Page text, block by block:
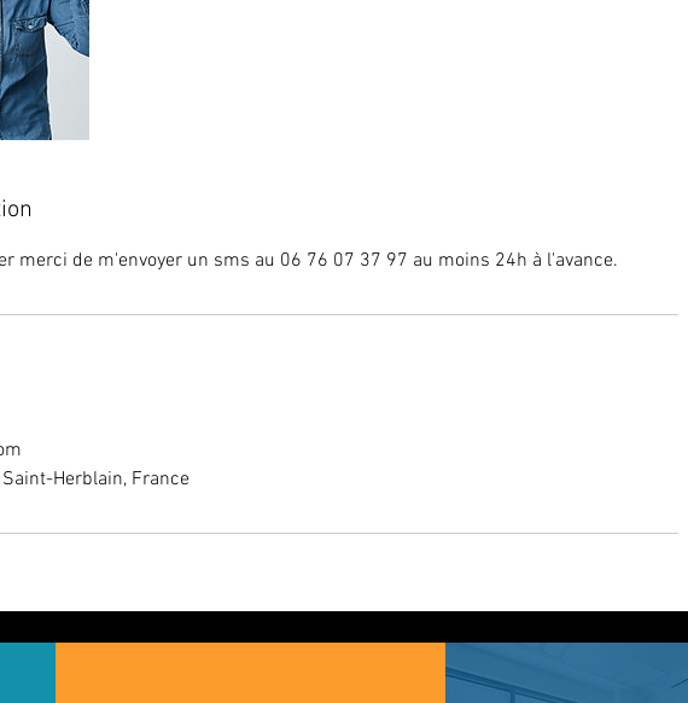
merci de m'envoyer un sms au 06 76 07 37 97 au moins 24h à l'avance.
Herblain, France